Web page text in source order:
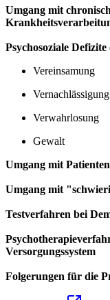
Umgang mit
Psychosoziale
Vereinsamung
Vernachlässigung
Verwahrlosung
Gewalt
Umgang mit
Umgang mit
Testverfahren bei
Versorgungssystem
Folgerungen für die